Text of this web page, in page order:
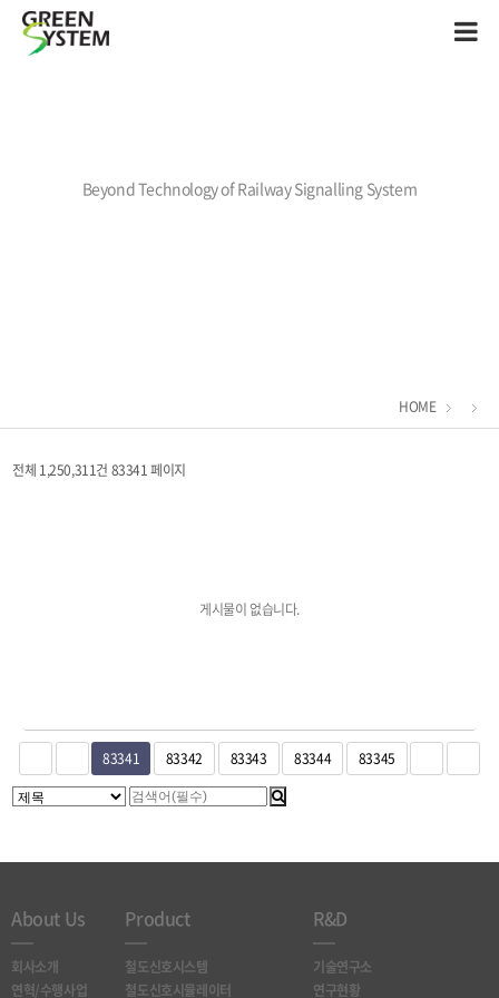
Beyond Technology of Railway Signalling System
HOME
전체 1,250,311건 83341 페이지
게시물이 없습니다.
83341 83342 83343 83344 83345
About Us
회사소개
연혁/수행사업
Product
철도신호시스템
철도신호시뮬레이터
R&D
기술연구소
연구현황